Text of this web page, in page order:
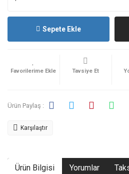
Sepete Ekle
Tavsiye Et
Ürün Paylaş :
Karşılaştır
Ürün Bilgisi Yorumlar